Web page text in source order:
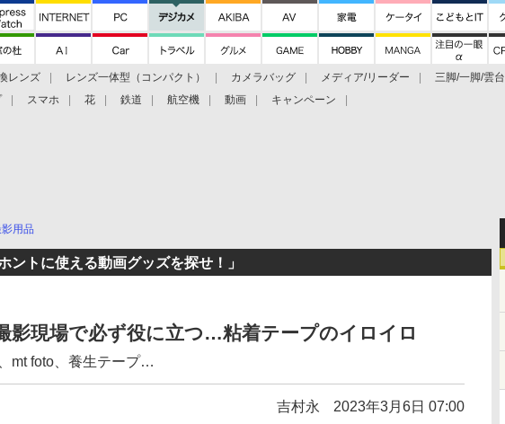
レンズ レンズ一体型（コンパクト） カメラバッグ メディア/リーダー 三脚/一脚/雲台
スマホ 花 鉄道 航空機 動画 キャンペーン
用品
ントに使える動画グッズを探せ！」
影現場で必ず役に立つ…粘着テープのイロイロ
mt foto、養生テープ…
吉村永 2023年3月6日 07:00